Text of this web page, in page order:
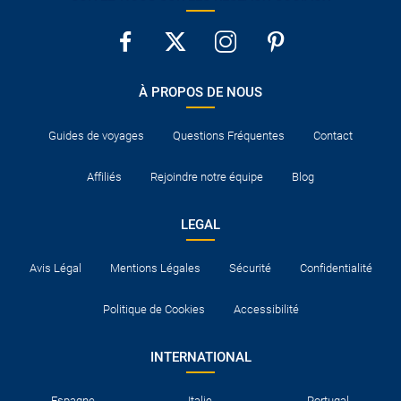
À PROPOS DE NOUS
Guides de voyages Questions Fréquentes Contact
Affiliés Rejoindre notre équipe Blog
LEGAL
Avis Légal Mentions Légales Sécurité Confidentialité
Politique de Cookies Accessibilité
INTERNATIONAL